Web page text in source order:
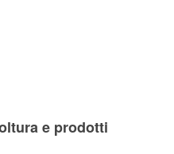
e prodotti